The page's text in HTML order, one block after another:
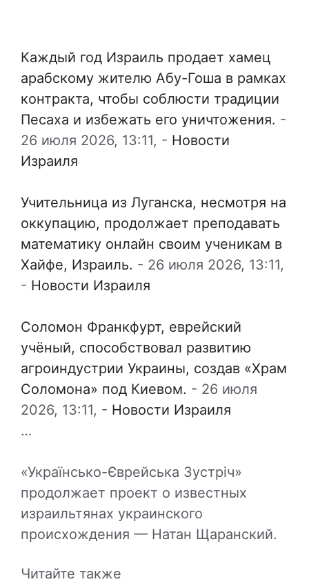
Каждый год Израиль продает хамец
арабскому жителю Абу-Гоша в рамках
контракта, чтобы соблюсти традиции
Песаха и избежать его уничтожения. -
26 июля 2026, 13:11, - Новости
Израиля
Учительница из Луганска, несмотря на
оккупацию, продолжает преподавать
математику онлайн своим ученикам в
Хайфе, Израиль. - 26 июля 2026, 13:11,
- Новости Израиля
Соломон Франкфурт, еврейский
учёный, способствовал развитию
агроиндустрии Украины, создав «Храм
Соломона» под Киевом. - 26 июля
2026, 13:11, - Новости Израиля
…
«Українсько-Єврейська Зустріч»
продолжает проект о известных
израильтянах украинского
происхождения — Натан Щаранский.
Читайте также